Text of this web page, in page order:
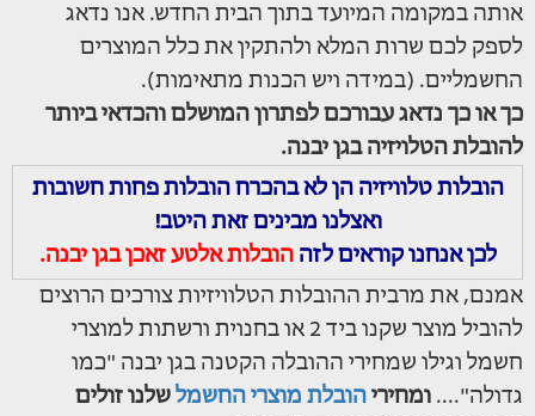
אותה במקומה המיועד בתוך הבית החדש. אנו נדאג
לספק לכם שרות המלא ולהתקין את כלל המוצרים
החשמליים. (במידה ויש הכנות מתאימות).
כך או כך נדאג עבורכם לפתרון המושלם והכדאי ביותר
להובלת הטלויזיה בגן יבנה.
הובלות טלוויזיה הן לא בהכרח הובלות פחות חשובות
ואצלנו מבינים זאת היטב!
לכן אנחנו קוראים לזההובלות אלטע זאכן בגן יבנה.
אמנם, את מרבית ההובלות הטלוויזיות צורכים הרוצים
להוביל מוצר שקנו ביד 2 או בחנוית ורשתות למוצרי
חשמל וגילו שמחירי ההובלה הקטנה בגן יבנה "כמו
גדולה".... ומחירי הובלת מוצרי החשמל שלנו זולים